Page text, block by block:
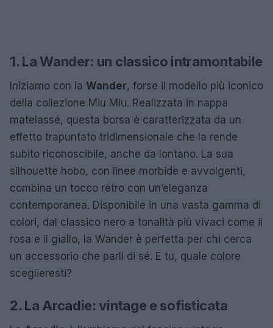
1. La Wander: un classico intramontabile
Iniziamo con la Wander, forse il modello più iconico
della collezione Miu Miu. Realizzata in nappa
matelassé, questa borsa è caratterizzata da un
effetto trapuntato tridimensionale che la rende
subito riconoscibile, anche da lontano. La sua
silhouette hobo, con linee morbide e avvolgenti,
combina un tocco rétro con un’eleganza
contemporanea. Disponibile in una vasta gamma di
colori, dal classico nero a tonalità più vivaci come il
rosa e il giallo, la Wander è perfetta per chi cerca
un accessorio che parli di sé. E tu, quale colore
sceglieresti?
2. La Arcadie: vintage e sofisticata